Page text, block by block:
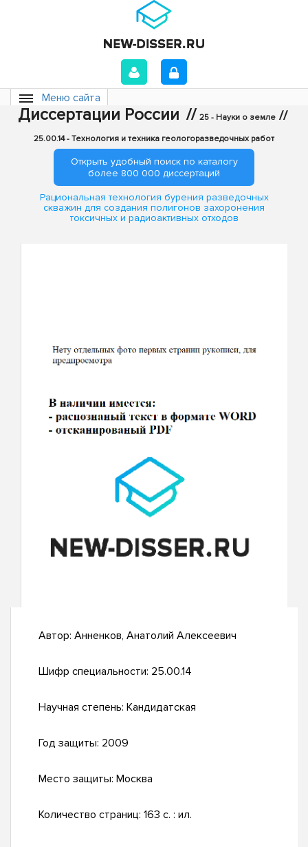
Меню сайта
Диссертации России // 25 - Науки о земле //
25.00.14 - Технология и техника геологоразведочных работ
Открыть удобный поиск по каталогу
более 800 000 диссертаций
Рациональная технология бурения разведочных
скважин для создания полигонов захоронения
токсичных и радиоактивных отходов
Автор: Анненков, Анатолий Алексеевич
Шифр специальности: 25.00.14
Научная степень: Кандидатская
Год защиты: 2009
Место защиты: Москва
Количество страниц: 163 с. : ил.